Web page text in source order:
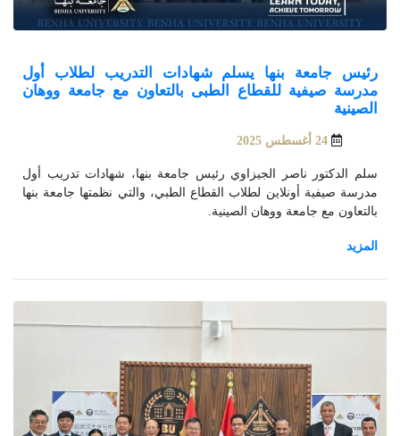
رئيس جامعة بنها يسلم شهادات التدريب لطلاب أول
مدرسة صيفية للقطاع الطبى بالتعاون مع جامعة ووهان
الصينية
24 أغسطس 2025
سلم الدكتور ناصر الجيزاوي رئيس جامعة بنها، شهادات تدريب أول
مدرسة صيفية أونلاين لطلاب القطاع الطبي، والتي نظمتها جامعة بنها
بالتعاون مع جامعة ووهان الصينية.